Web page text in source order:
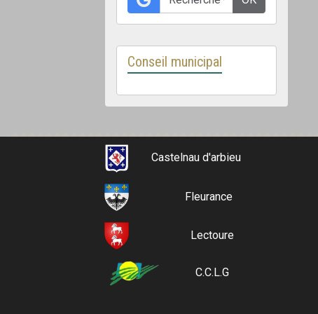
Conseil municipal
Castelnau d'arbieu
Fleurance
Lectoure
C.C.L.G